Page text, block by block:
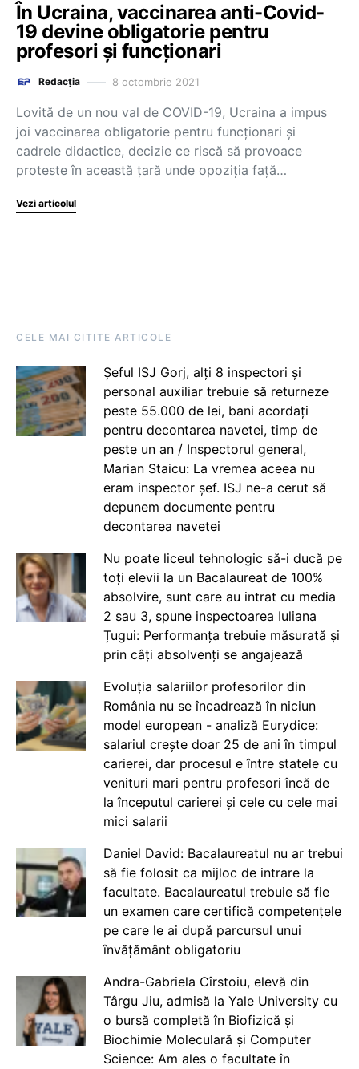
În Ucraina, vaccinarea anti-Covid-
19 devine obligatorie pentru
profesori și funcționari
Redacția 8 octombrie 2021
Lovită de un nou val de COVID-19, Ucraina a impus
joi vaccinarea obligatorie pentru funcţionari şi
cadrele didactice, decizie ce riscă să provoace
proteste în această ţară unde opoziţia faţă…
Vezi articolul
CELE MAI CITITE ARTICOLE
Șeful ISJ Gorj, alți 8 inspectori și
personal auxiliar trebuie să returneze
peste 55.000 de lei, bani acordați
pentru decontarea navetei, timp de
peste un an / Inspectorul general,
Marian Staicu: La vremea aceea nu
eram inspector șef. ISJ ne-a cerut să
depunem documente pentru
decontarea navetei
Nu poate liceul tehnologic să-i ducă pe
toți elevii la un Bacalaureat de 100%
absolvire, sunt care au intrat cu media
2 sau 3, spune inspectoarea Iuliana
Țugui: Performanța trebuie măsurată și
prin câți absolvenți se angajează
Evoluția salariilor profesorilor din
România nu se încadrează în niciun
model european - analiză Eurydice:
salariul crește doar 25 de ani în timpul
carierei, dar procesul e între statele cu
venituri mari pentru profesori încă de
la începutul carierei și cele cu cele mai
mici salarii
Daniel David: Bacalaureatul nu ar trebui
să fie folosit ca mijloc de intrare la
facultate. Bacalaureatul trebuie să fie
un examen care certifică competențele
pe care le ai după parcursul unui
învățământ obligatoriu
Andra-Gabriela Cîrstoiu, elevă din
Târgu Jiu, admisă la Yale University cu
o bursă completă în Biofizică și
Biochimie Moleculară și Computer
Science: Am ales o facultate în